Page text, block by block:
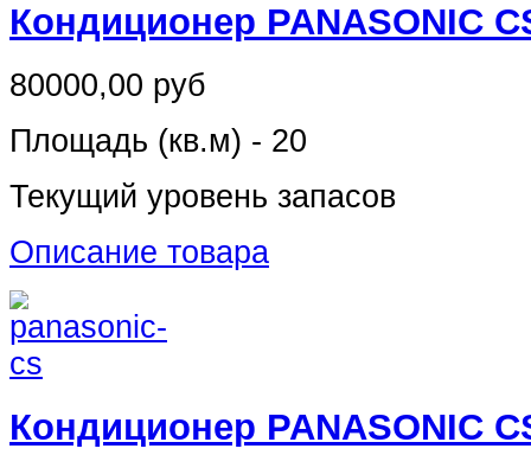
Кондиционер PANASONIC
80000,00 руб
Площадь (кв.м) - 20
Текущий уровень запасов
Описание товара
Кондиционер PANASONIC